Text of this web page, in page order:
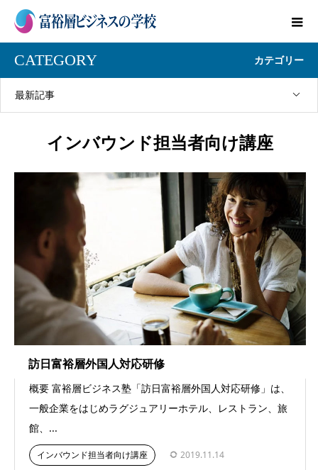
CATEGORY カテゴリー
最新記事
インバウンド担当者向け講座
訪日富裕層外国人対応研修
概要 富裕層ビジネス塾「訪日富裕層外国人対応研修」は、
一般企業をはじめラグジュアリーホテル、レストラン、旅
館、...
インバウンド担当者向け講座 2019.11.14